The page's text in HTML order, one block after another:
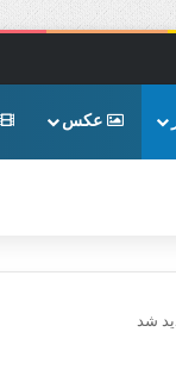
عکس
شد